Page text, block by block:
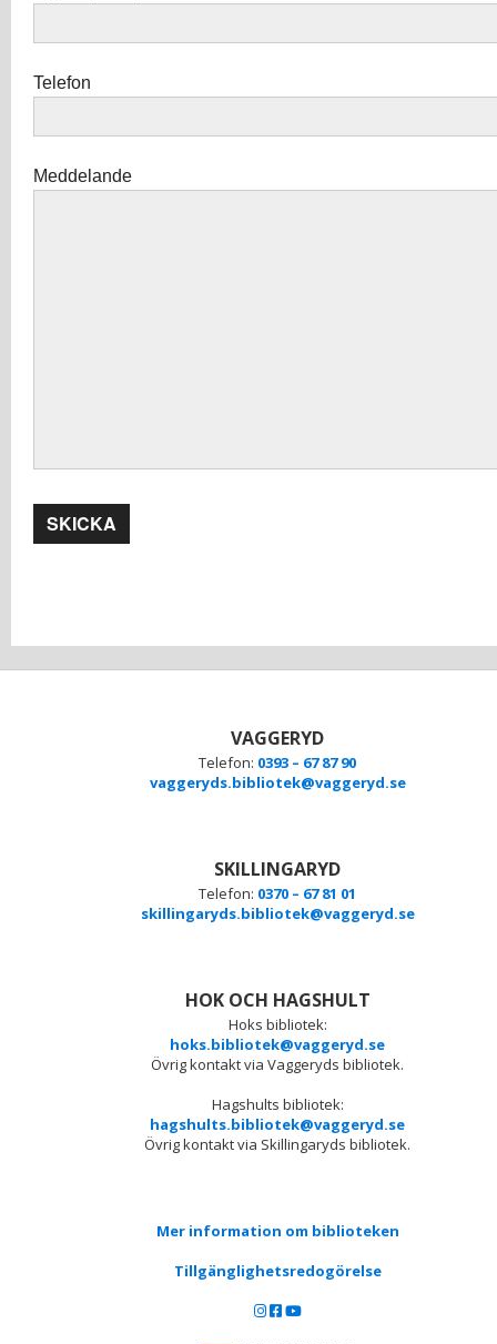
Telefon
Meddelande
VAGGERYD
Telefon: 0393 – 67 87 90
vaggeryds.bibliotek@vaggeryd.se
SKILLINGARYD
Telefon: 0370 – 67 81 01
skillingaryds.bibliotek@vaggeryd.se
HOK OCH HAGSHULT
Hoks bibliotek:
hoks.bibliotek@vaggeryd.se
Övrig kontakt via Vaggeryds bibliotek.
Hagshults bibliotek:
hagshults.bibliotek@vaggeryd.se
Övrig kontakt via Skillingaryds bibliotek.
Mer information om biblioteken
Tillgänglighetsredogörelse